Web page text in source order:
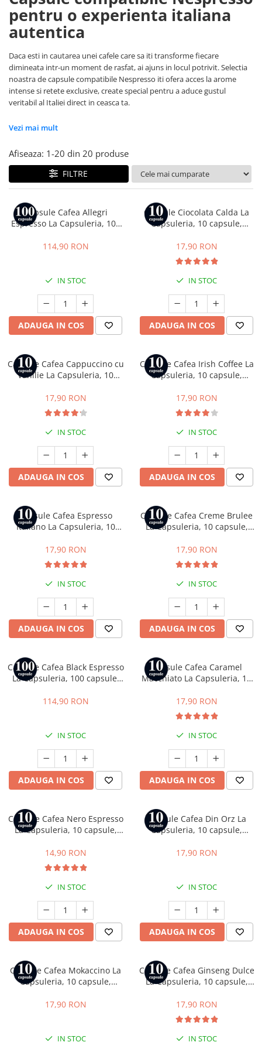
Capsule compatibile Uno System
Capsule compatibile Caffitaly
PADURI CAFEA & MONODOZE
Paduri cafea ESE44
CAFEA BOABE
CAFEA MACINATA
pentru o experienta italiana
autentica
Daca esti in cautarea unei cafele care sa iti transforme fiecare
dimineata intr-un moment de rasfat, ai ajuns in locul potrivit. Selectia
noastra de capsule compatibile Nespresso iti ofera acces la arome
intense si retete exclusive, create special pentru a aduce gustul
veritabil al Italiei direct in ceasca ta.
Vezi mai mult
Afiseaza: 1-20 din 20 produse
FILTRE
Capsule Cafea Allegri
Espresso La Capsuleria, 100
Nespresso
114,90 RON
IN STOC
ADAUGA IN COS
Capsule Ciocolata Calda La
Capsuleria, 10 capsule,
17,90 RON
IN STOC
ADAUGA IN COS
Capsule Cafea Cappuccino cu
Vanilie La Capsuleria, 10
Nespresso
17,90 RON
IN STOC
ADAUGA IN COS
Capsule Cafea Irish Coffee La
Capsuleria, 10 capsule,
17,90 RON
IN STOC
ADAUGA IN COS
Capsule Cafea Espresso
Italiano La Capsuleria, 10
Nespresso
17,90 RON
IN STOC
ADAUGA IN COS
Capsule Cafea Creme Brulee
La Capsuleria, 10 capsule,
17,90 RON
IN STOC
ADAUGA IN COS
Capsule Cafea Black Espresso
La Capsuleria, 100 capsule,
114,90 RON
IN STOC
ADAUGA IN COS
Capsule Cafea Caramel
Macchiato La Capsuleria, 10
Nespresso
17,90 RON
IN STOC
ADAUGA IN COS
Capsule Cafea Nero Espresso
La Capsuleria, 10 capsule,
14,90 RON
IN STOC
ADAUGA IN COS
Capsule Cafea Din Orz La
Capsuleria, 10 capsule,
17,90 RON
IN STOC
ADAUGA IN COS
Capsule Cafea Mokaccino La
Capsuleria, 10 capsule,
17,90 RON
IN STOC
Capsule Cafea Ginseng Dulce
La Capsuleria, 10 capsule,
17,90 RON
IN STOC